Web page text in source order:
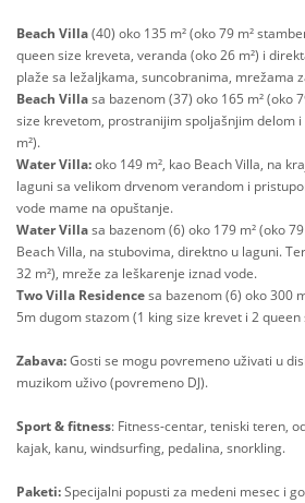
Beach Villa(40) oko 135 m² (oko 79 m²
queen size kreveta, veranda (oko 26 m²) i
plaže sa ležaljkama, suncobranima, mrežama
Beach Villasa bazenom (37) oko 165 m² (oko
size krevetom, prostranijim spoljašnjim delom
m²).
Water Villa:oko 149 m², kao Beach Villa, na
laguni sa velikom drvenom verandom i
vode mame na opuštanje.
Water Villasa bazenom (6) oko 179 m² (oko
Beach Villa, na stubovima, direktno u laguni.
32 m²), mreže za leškarenje iznad vode.
Two Villa Residencesa bazenom (6) oko 300
5m dugom stazom (1 king size krevet i 2
Zabava:Gosti se mogu povremeno uživati u
muzikom uživo (povremeno DJ).
Sport & fitness: Fitness-centar, teniski teren,
kajak, kanu, windsurfing, pedalina, snorkling.
Paketi:Specijalni popusti za medeni mesec i